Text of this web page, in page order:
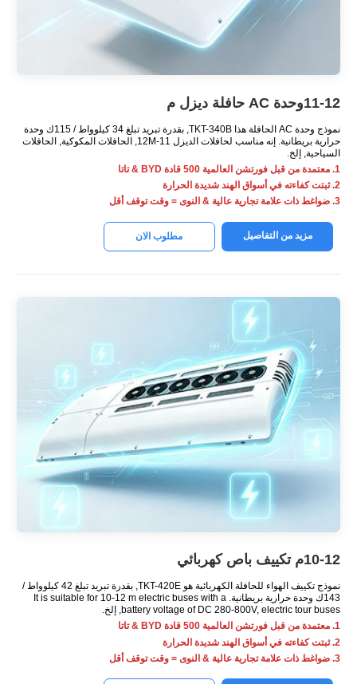
11-12وحدة AC حافلة ديزل م
نموذج وحدة AC الحافلة هذا TKT-340B, بقدرة تبريد تبلغ 34 كيلوواط / 115ك وحدة
حرارية بريطانية. إنه مناسب لحافلات الديزل 11-12M, الحافلات المكوكية, الحافلات
السياحية, إلخ.
1. معتمدة من قبل فورتشن العالمية 500 قادة BYD & تاتا
2. ثبتت كفاءته في أسواق الهند شديدة الحرارة
3. ضواغط ذات علامة تجارية عالية & النوى = وقت توقف أقل
مزيد من التفاصيل مطلوب الان
10-12م تكييف باص كهربائي
نموذج تكييف الهواء للحافلة الكهربائية هو TKT-420E, بقدرة تبريد تبلغ 42 كيلوواط /
143ك وحدة حرارية بريطانية.
It is suitable for 10-12 m electric buses with a
battery voltage of DC 280-800V, electric tour buses
, إلخ.
1. معتمدة من قبل فورتشن العالمية 500 قادة BYD & تاتا
2. ثبتت كفاءته في أسواق الهند شديدة الحرارة
3. ضواغط ذات علامة تجارية عالية & النوى = وقت توقف أقل